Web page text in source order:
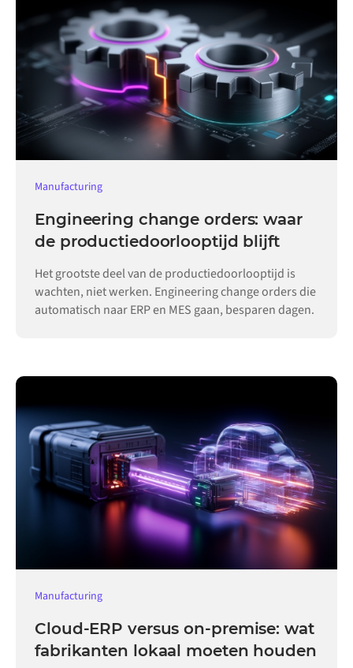
Manufacturing
Engineering change orders: waar
de productiedoorlooptijd blijft
Het grootste deel van de productiedoorlooptijd is
wachten, niet werken. Engineering change orders die
automatisch naar ERP en MES gaan, besparen dagen.
Manufacturing
Cloud-ERP versus on-premise: wat
fabrikanten lokaal moeten houden